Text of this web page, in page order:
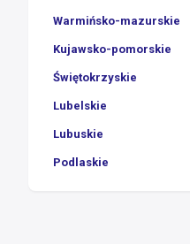
Warmińsko-mazurskie
Kujawsko-pomorskie
Świętokrzyskie
Lubelskie
Lubuskie
Podlaskie